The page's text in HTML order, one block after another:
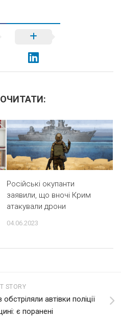
Російські окупанти
заявили, що вночі Крим
атакували дрони
04.06.2023
STORY
автівки поліції
є поранені